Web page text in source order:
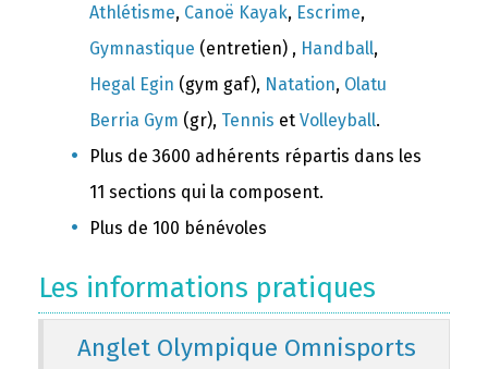
Athlétisme, Canoë Kayak, Escrime,
Gymnastique (entretien) , Handball,
Hegal Egin (gym gaf), Natation, Olatu
Berria Gym (gr), Tennis et Volleyball.
Plus de 3600 adhérents répartis dans les
11 sections qui la composent.
Plus de 100 bénévoles
Les informations pratiques
Anglet Olympique Omnisports